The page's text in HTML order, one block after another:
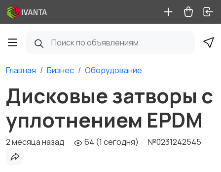
Главная Бизнес Оборудование
Дисковые затворы с
уплотнением EPDM
2 месяца назад 64 (1 сегодня) №0231242545